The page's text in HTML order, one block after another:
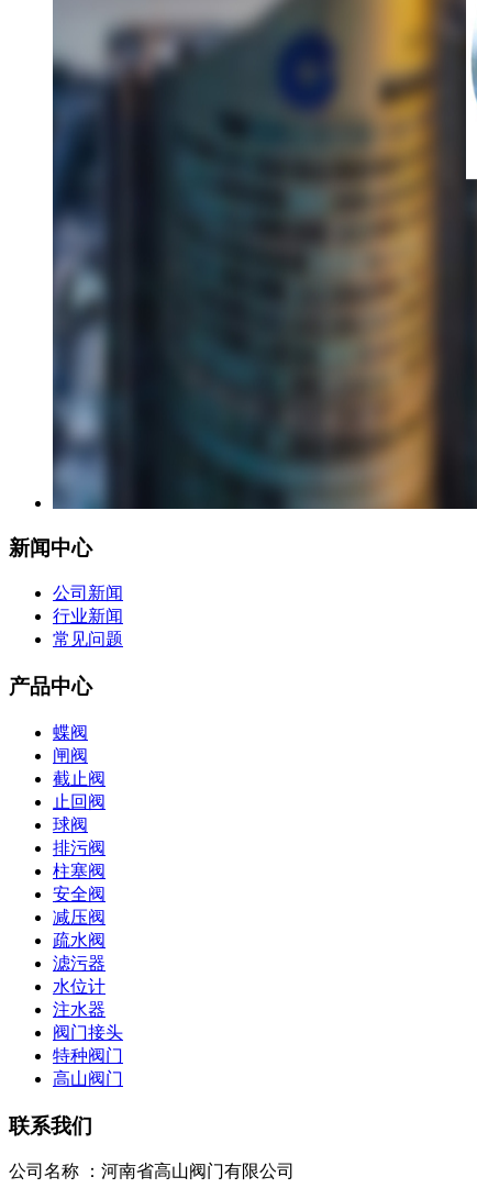
新闻中心
公司新闻
行业新闻
常见问题
产品中心
蝶阀
闸阀
截止阀
止回阀
球阀
排污阀
柱塞阀
安全阀
减压阀
疏水阀
滤污器
水位计
注水器
阀门接头
特种阀门
高山阀门
联系我们
公司名称 ：河南省高山阀门有限公司